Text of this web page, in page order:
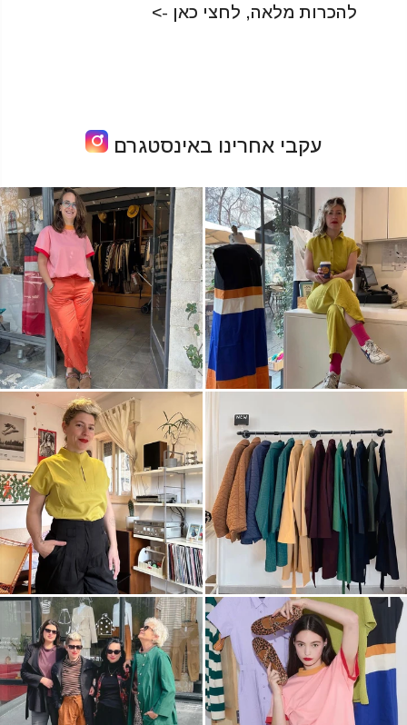
להכרות מלאה, לחצי כאן ->
עקבי אחרינו באינסטגרם